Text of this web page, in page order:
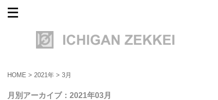
HOME > 2021年 > 3月
月別アーカイブ：2021年03月